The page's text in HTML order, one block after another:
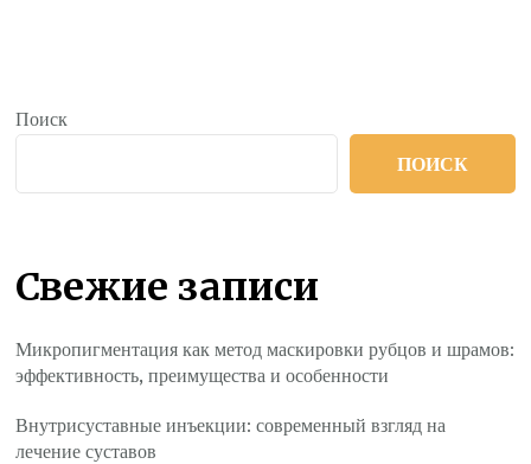
Поиск
ПОИСК
Свежие записи
Микропигментация как метод маскировки рубцов и шрамов:
эффективность, преимущества и особенности
Внутрисуставные инъекции: современный взгляд на
лечение суставов